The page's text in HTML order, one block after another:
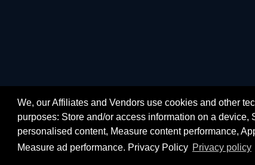
We, our Affiliates and Vendors use cookies and other
purposes: Store and/or access information on a
personalised content, Measure content performance,
Measure ad performance. Privacy Policy Privacy policy